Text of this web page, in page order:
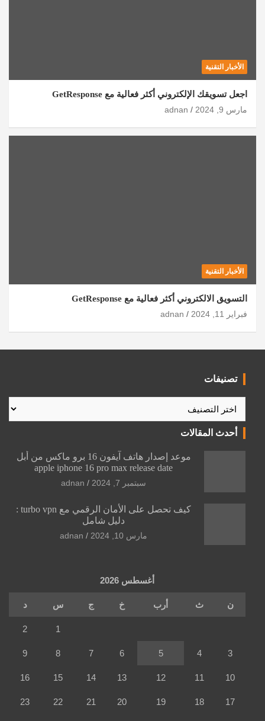
الأخبار التقنية
اجعل تسويقك الإلكتروني أكثر فعالية مع GetResponse
مارس 9, 2024
adnan
الأخبار التقنية
التسويق الالكتروني أكثر فعالية مع GetResponse
فبراير 11, 2024
adnan
تصنيفات
تصنيفات
أحدث المقالات
موعد إصدار هاتف آيفون 16 برو ماكس من أبل
apple iphone 16 pro max release date
سبتمبر 7, 2024 adnan
كيف تحصل على الأمان الرقمي مع turbo vpn :
دليل شامل
مارس 10, 2024 adnan
أغسطس 2026
ن ث أرب خ ج س د
1
2
3
4
5
6
7
8
9
10
11
12
13
14
15
16
17
18
19
20
21
22
23